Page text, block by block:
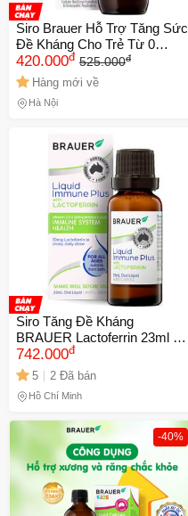
Siro Brauer Hỗ Trợ Tăng Sức
Đề Kháng Cho Trẻ Từ 0
Tháng Tuổi, Dạng Dễ Uống,
Vitamin và Thảo Mộc Tự
Nhiên, 100ml
420.000đ 525.000đ
Hàng mới về
Hà Nội
Siro Tăng Đề Kháng
BRAUER Lactoferrin 23ml -
Hỗ Trợ Miễn Dịch Từ Sữa
Non, Thực Phẩm Chức Năng
Bổ Sung Vitamin D3
742.000đ
5
2 Đã bán
Hồ Chí Minh
-40%